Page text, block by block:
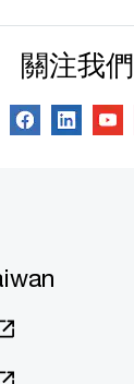
關注我們